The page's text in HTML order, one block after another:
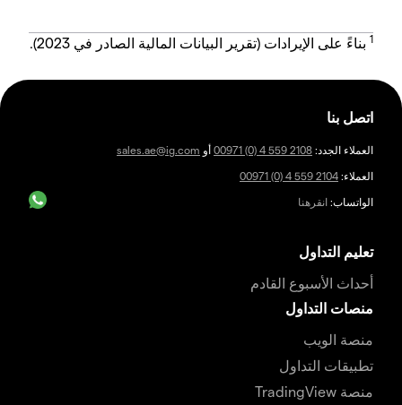
1 بناءً على الإيرادات (تقرير البيانات المالية الصادر في 2023).
اتصل بنا
العملاء الجدد: 00971 (0) 4 559 2108 أو sales.ae@ig.com
العملاء: 00971 (0) 4 559 2104
الواتساب: انقرهنا
تعليم التداول
أحداث الأسبوع القادم
منصات التداول
منصة الويب
تطبيقات التداول
منصة TradingView